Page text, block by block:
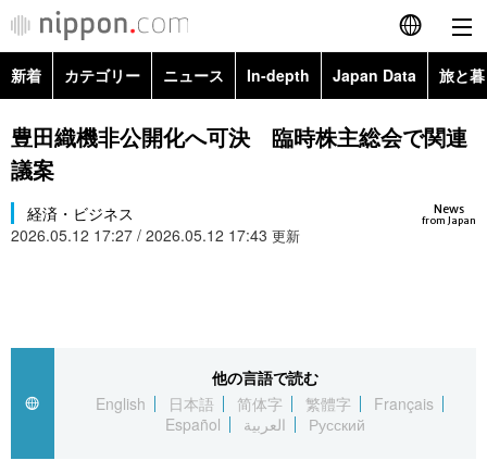
English
简体字
Русский
カテゴリー
国際
社会
アーカイブ
Japan Data
旅と暮らし
新着 カテゴリー ニュース In-depth Japan Data 旅と
政治・外交
経済・ビジネス
国際・海外
文化
科学・技術
暮らし
Topics
豊田織機非公開化へ可決 臨時株主総会で関連
議案
News
from Japan
経済・ビジネス
2026.05.12 17:27 / 2026.05.12 17:43 更新
他の言語で読む
English
日本語 简体字 繁體字
Français
Español
العربية Русский